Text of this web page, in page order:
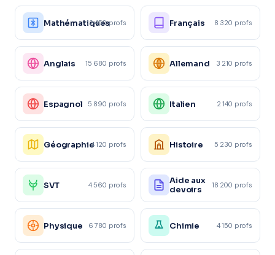
Mathématiques
12 450 profs Français 8 320 profs
Anglais 15 680 profs Allemand 3 210 profs
Espagnol 5 890 profs Italien 2 140 profs
Géographie4 120 profs Histoire 5 230 profs
SVT 4 560 profs
Aide aux
devoirs
18 200 profs
Physique 6 780 profs Chimie 4 150 profs